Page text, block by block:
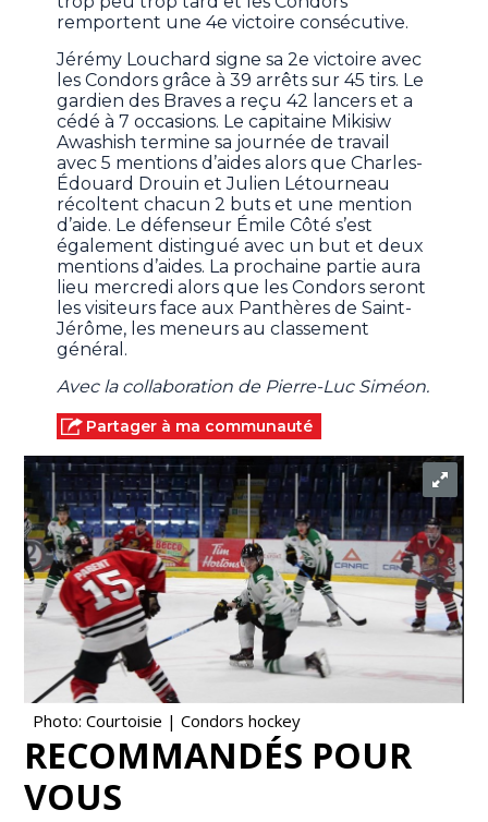
remportent une 4e victoire consécutive.
Jérémy Louchard signe sa 2e victoire avec
les Condors grâce à 39 arrêts sur 45 tirs. Le
gardien des Braves a reçu 42 lancers et a
cédé à 7 occasions. Le capitaine Mikisiw
Awashish termine sa journée de travail
avec 5 mentions d’aides alors que Charles-
Édouard Drouin et Julien Létourneau
récoltent chacun 2 buts et une mention
d’aide. Le défenseur Émile Côté s’est
également distingué avec un but et deux
mentions d’aides. La prochaine partie aura
lieu mercredi alors que les Condors seront
les visiteurs face aux Panthères de Saint-
Jérôme, les meneurs au classement
général.
Avec la collaboration de Pierre-Luc Siméon.
Partager à ma communauté
Photo: Courtoisie | Condors hockey
RECOMMANDÉS POUR
VOUS